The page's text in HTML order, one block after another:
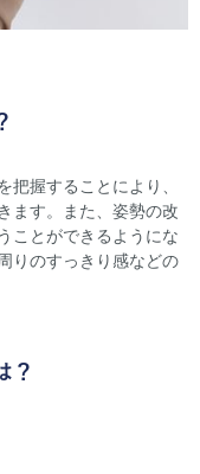
把握することにより、
ます。また、姿勢の改
ことができるようにな
りのすっきり感などの
？